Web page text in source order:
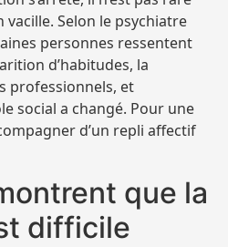
vacille. Selon le psychiatre
personnes ressentent
d’habitudes, la
professionnels, et
social a changé. Pour une
d’un repli affectif
que la
difficile